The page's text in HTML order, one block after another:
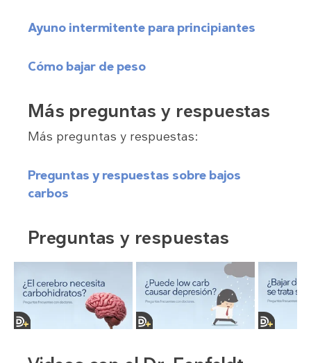
Ayuno intermitente para principiantes
Cómo bajar de peso
Más preguntas y respuestas
Más preguntas y respuestas:
Preguntas y respuestas sobre bajos
carbos
Preguntas y respuestas